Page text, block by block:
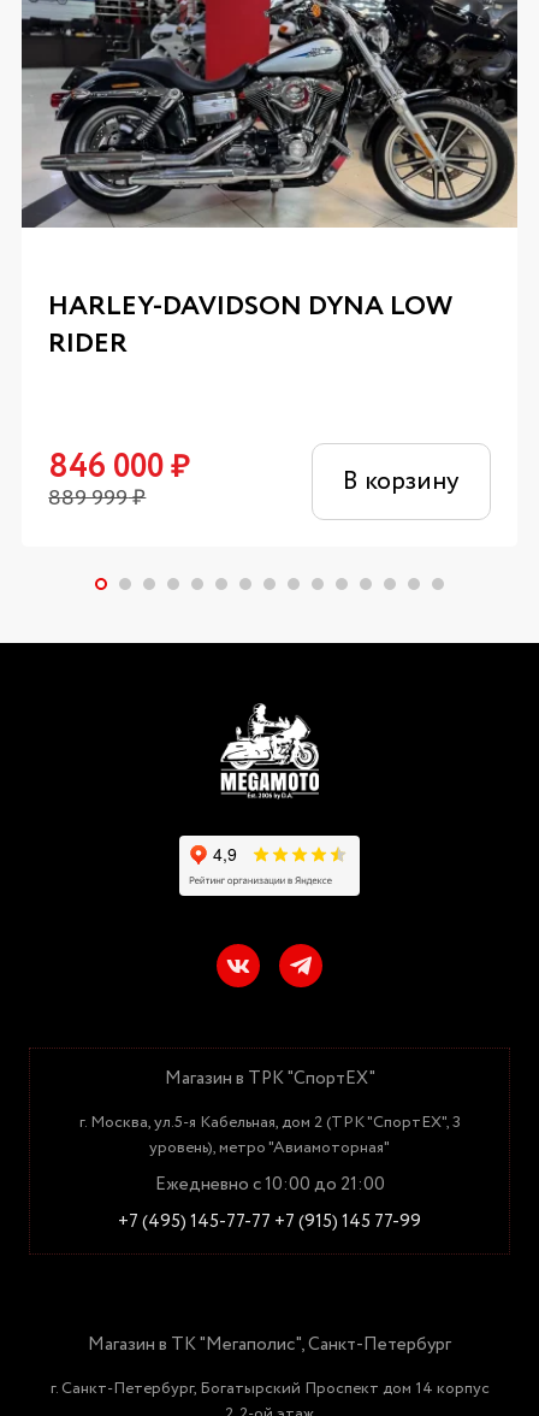
HARLEY-DAVIDSON DYNA LOW
RIDER
846 000₽
889 999₽ В корзину
Магазин в ТРК "СпортЕХ"
г. Москва, ул.5-я Кабельная, дом 2 (ТРК "СпортЕХ", 3
уровень), метро "Авиамоторная"
Ежедневно с 10:00 до 21:00
+7 (495) 145-77-77 +7 (915) 145 77-99
Магазин в ТК "Мегаполис", Санкт-Петербург
г. Санкт-Петербург, Богатырский Проспект дом 14 корпус